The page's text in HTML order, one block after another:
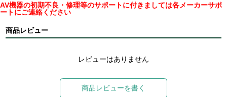
AV機器の初期不良・修理等のサポートに付きましては各メーカーサポ
ートにご連絡ください
商品レビュー
レビューはありません
商品レビューを書く